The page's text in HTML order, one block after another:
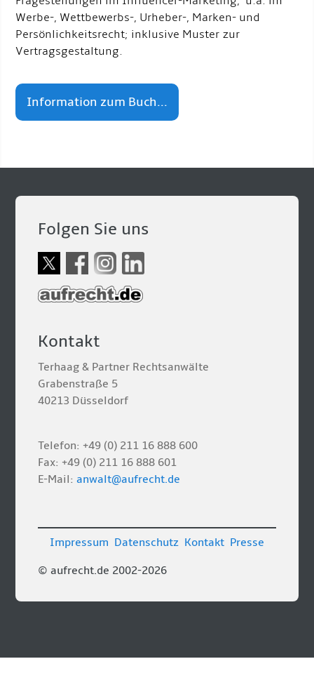
Werbe-, Wettbewerbs-, Urheber-, Marken- und
Persönlichkeitsrecht; inklusive Muster zur
Vertragsgestaltung.
Information zum Buch...
Folgen Sie uns
Kontakt
Terhaag & Partner Rechtsanwälte
Grabenstraße 5
40213 Düsseldorf
Telefon: +49 (0) 211 16 888 600
Fax: +49 (0) 211 16 888 601
E-Mail:anwalt@aufrecht.de
© aufrecht.de 2002-2026
Impressum Datenschutz Kontakt Presse